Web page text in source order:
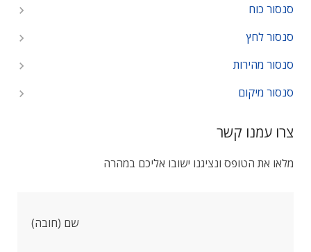
סנסור כוח
סנסור לחץ
סנסור מהירות
סנסור מיקום
צרו עמנו קשר
מלאו את הטופס ונציגנו ישובו אליכם במהרה
שם (חובה)